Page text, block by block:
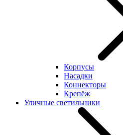
Корпусы
Насадки
Коннекторы
Крепёж
Уличные светильники